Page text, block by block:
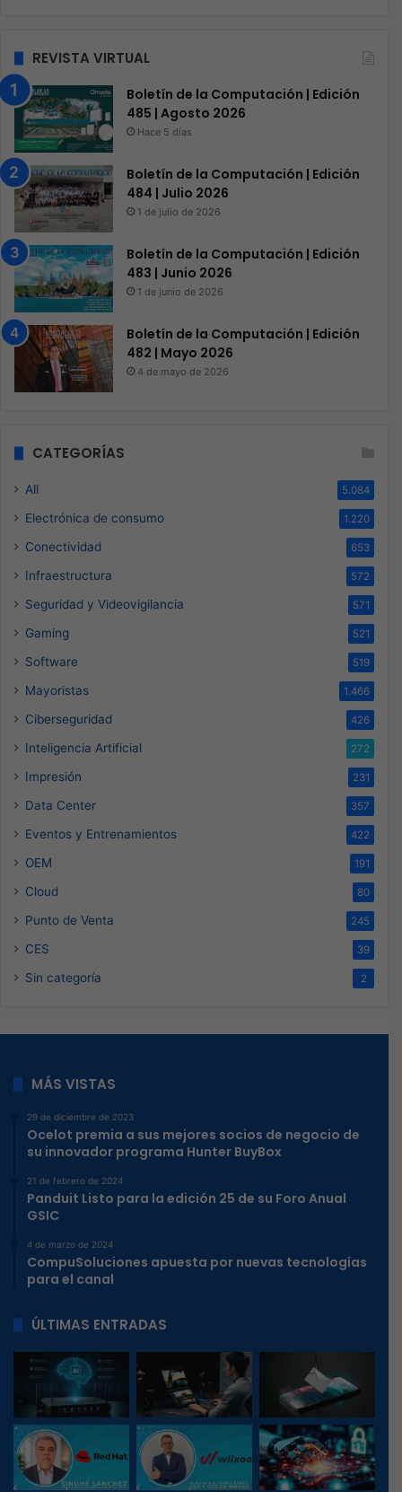
REVISTA VIRTUAL
Boletín de la Computación | Edición
485 | Agosto 2026
Hace 5 días
Boletín de la Computación | Edición
484 | Julio 2026
1 de julio de 2026
Boletín de la Computación | Edición
483 | Junio 2026
1 de junio de 2026
Boletín de la Computación | Edición
482 | Mayo 2026
4 de mayo de 2026
CATEGORÍAS
All 5.084
Electrónica de consumo 1.220
Conectividad 653
Infraestructura 572
Seguridad y Videovigilancia 571
Gaming 521
Software 519
Mayoristas 1.466
Ciberseguridad 426
Inteligencia Artificial 272
Impresión 231
Data Center 357
Eventos y Entrenamientos 422
OEM 191
Cloud 80
Punto de Venta 245
CES 39
Sin categoría 2
MÁS VISTAS
29 de diciembre de 2023
Ocelot premia a sus mejores socios de negocio de
su innovador programa Hunter BuyBox
21 de febrero de 2024
Panduit Listo para la edición 25 de su Foro Anual
GSIC
4 de marzo de 2024
CompuSoluciones apuesta por nuevas tecnologías
para el canal
ÚLTIMAS ENTRADAS